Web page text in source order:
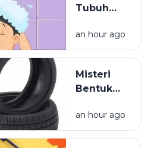
Tubuh
Ringan
Setelah
an hour ago
Misteri
Bentuk
Kendaraan
yang
an hour ago